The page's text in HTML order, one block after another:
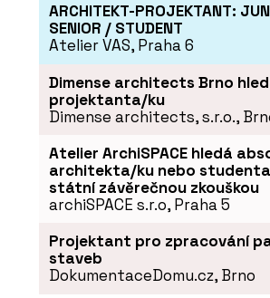
Pracovní stoly,
přesouvat i skládat
PRODUKTY
ARCHITEKT-PROJEKTANT:
SENIOR / STUDENT
Atelier VAS, Praha 6
Dimense architects Brno
projektanta/ku
Dimense architects, s.r.o.,
Atelier ArchiSPACE hledá
architekta/ku nebo
státní závěrečnou zkouškou
archiSPACE s.r.o, Praha 5
Projektant pro zpracování
staveb
DokumentaceDomu.cz, Brno